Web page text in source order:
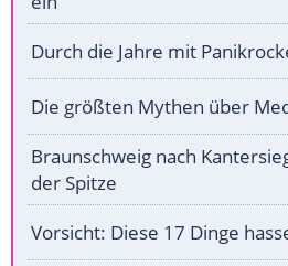
Durch die Jahre mit
Die größten Mythen über
Braunschweig nach
der Spitze
Vorsicht: Diese 17 Dinge